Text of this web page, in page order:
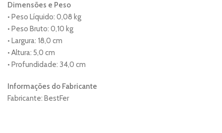
Dimensões e Peso
• Peso Líquido: 0,08 kg
• Peso Bruto: 0,10 kg
• Largura: 18,0 cm
• Altura: 5,0 cm
• Profundidade: 34,0 cm
Informações do Fabricante
Fabricante: BestFer